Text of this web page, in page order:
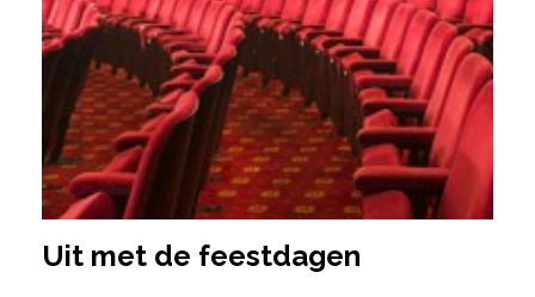
Uit met de feestdagen